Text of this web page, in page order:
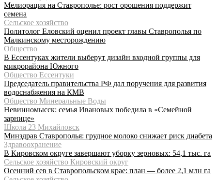
Мелиорация на Ставрополье: рост орошения поддержит
семена
Сельское хозяйство
Политолог Еловский оценил проект главы Ставрополья по
Малкинскому месторождению
Общество
В Ессентуках жители выберут дизайн входной группы для
микрорайона Южного
Общество Ессентуки
Председатель правительства РФ дал поручения для развития
водоснабжения на КМВ
Общество Минеральные Воды
Невинномысск: семья Ивановых победила в «Семейной
зарнице»
Школа 23 Михайловск
Минздрав Ставрополья: грудное молоко снижает риск диабета
Здравоохранение
В Кировском округе завершают уборку зерновых: 54,1 тыс. га
Сельское хозяйство Кировский округ
Осенний сев в Ставропольском крае: план — более 2,1 млн га